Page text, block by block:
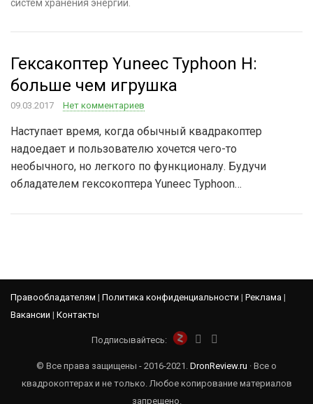
систем хранения энергии.
Гексакоптер Yuneec Typhoon H:
больше чем игрушка
09.03.2017 Нет комментариев
Наступает время, когда обычный квадракоптер
надоедает и пользователю хочется чего-то
необычного, но легкого по функционалу. Будучи
обладателем гексокоптера Yuneec Typhoon…
Правообладателям | Политика конфиденциальности | Реклама |
Вакансии | Контакты
Подписывайтесь:
© Все права защищены - 2016-2021. DronReview.ru · Все о
квадрокоптерах и не только. Любое копирование материалов
запрещено.